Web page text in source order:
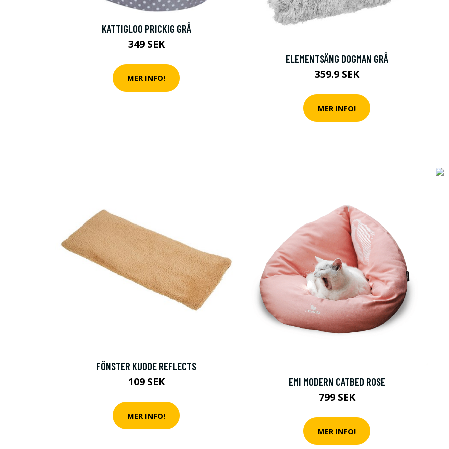
KATTIGLOO PRICKIG GRÅ
349 SEK
MER INFO!
ELEMENTSÄNG DOGMAN GRÅ
359.9 SEK
MER INFO!
FÖNSTER KUDDE REFLECTS
109 SEK
MER INFO!
EMI MODERN CATBED ROSE
799 SEK
MER INFO!